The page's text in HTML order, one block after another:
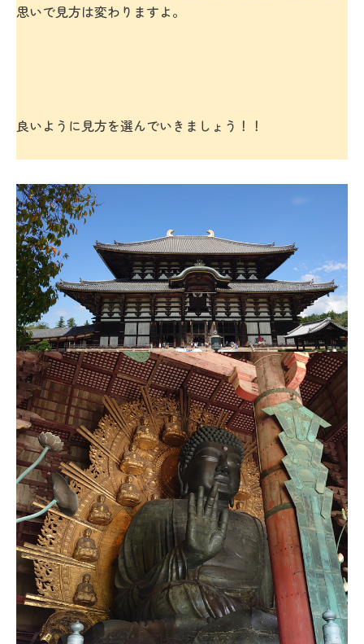
思いで見方は変わりますよ。
良いように見方を選んでいきましょう！！